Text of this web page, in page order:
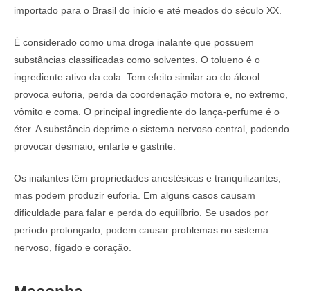
importado para o Brasil do início e até meados do século XX.
É considerado como uma droga inalante que possuem
substâncias classificadas como solventes. O tolueno é o
ingrediente ativo da cola. Tem efeito similar ao do álcool:
provoca euforia, perda da coordenação motora e, no extremo,
vômito e coma. O principal ingrediente do lança-perfume é o
éter. A substância deprime o sistema nervoso central, podendo
provocar desmaio, enfarte e gastrite.
Os inalantes têm propriedades anestésicas e tranquilizantes,
mas podem produzir euforia. Em alguns casos causam
dificuldade para falar e perda do equilíbrio. Se usados por
período prolongado, podem causar problemas no sistema
nervoso, fígado e coração.